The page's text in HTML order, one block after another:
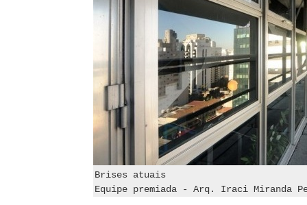
Brises atuais
Equipe premiada - Arq. Iraci Miranda